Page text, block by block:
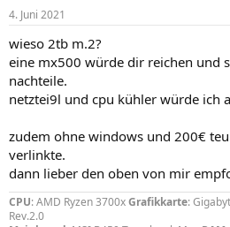
4. Juni 2021
wieso 2tb m.2?
eine mx500 würde dir reichen und
nachteile.
netztei9l und cpu kühler würde ich
zudem ohne windows und 200€
verlinkte.
dann lieber den oben von mir
CPU: AMD Ryzen 3700xGrafikkarte:
Rev.2.0